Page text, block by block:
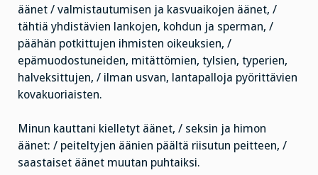
äänet / valmistautumisen ja kasvuaikojen äänet, /
tähtiä yhdistävien lankojen, kohdun ja sperman, /
päähän potkittujen ihmisten oikeuksien, /
epämuodostuneiden, mitättömien, tylsien, typerien,
halveksittujen, / ilman usvan, lantapalloja pyörittävien
kovakuoriaisten.
Minun kauttani kielletyt äänet, / seksin ja himon
äänet: / peiteltyjen äänien päältä riisutun peitteen, /
saastaiset äänet muutan puhtaiksi.